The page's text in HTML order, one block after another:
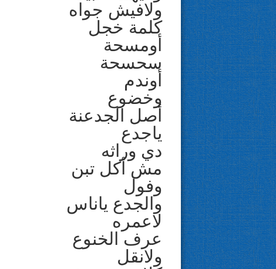
ولافيش جواه
كلمة خجل
أومسحة
سحسحة
أوندم
وخضوع
أصل الجدعنة
ياجدع
دي وراثه
مش أكل تبن
وفول
والجدع ياناس
لاعمره
عرف الخنوع
ولانقل